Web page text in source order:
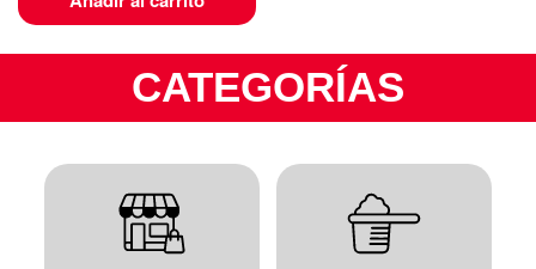
CATEGORÍAS